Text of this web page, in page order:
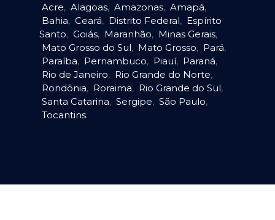
Acre, Alagoas, Amazonas, Amapá,
Bahia, Ceará, Distrito Federal, Espírito
Santo, Goiás, Maranhão, Minas Gerais,
Mato Grosso do Sul, Mato Grosso, Pará,
Paraíba, Pernambuco, Piauí, Paraná,
Rio de Janeiro, Rio Grande do Norte,
Rondônia, Roraima, Rio Grande do Sul,
Santa Catarina, Sergipe, São Paulo,
Tocantins.